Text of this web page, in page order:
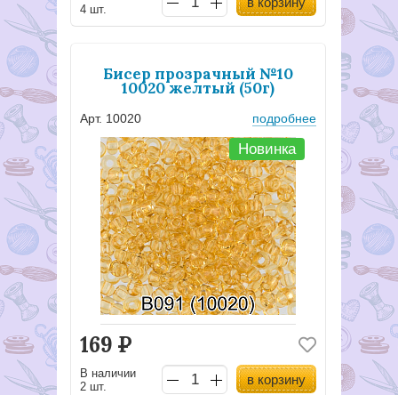
4 шт.
Бисер прозрачный №10
10020 желтый (50г)
Арт. 10020 подробнее
Новинка
169 Р
В наличии
2 шт.
в корзину